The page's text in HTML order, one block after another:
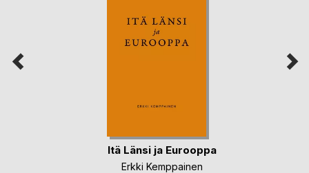
Itä Länsi ja Eurooppa
Erkki Kemppainen